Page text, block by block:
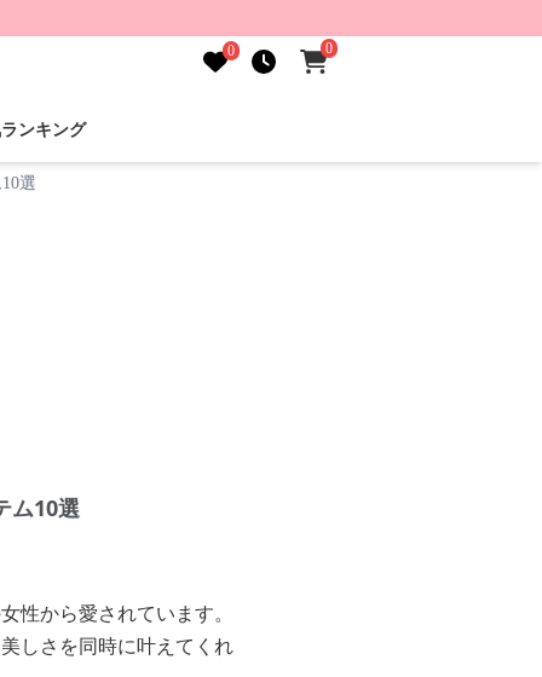
0 0
ンキング
選
ム10選
性から愛されています。
しさを同時に叶えてくれ